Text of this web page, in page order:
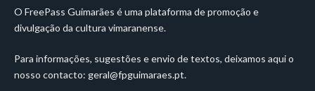
O FreePass Guimarães é uma plataforma de promoção e
divulgação da cultura vimaranense.
Para informações, sugestões e envio de textos, deixamos aqui o
nosso contacto: geral@fpguimaraes.pt.